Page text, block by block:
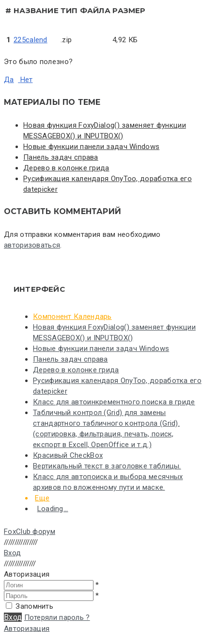
# НАЗВАНИЕ ТИП ФАЙЛА РАЗМЕР
1 225calend .zip 4,92 КБ
Это было полезно?
Да Нет
МАТЕРИАЛЫ ПО ТЕМЕ
Новая функция FoxyDialog() заменяет функции
MESSAGEBOX() и INPUTBOX()
Новые функции панели задач Windows
Панель задач справа
Дерево в колонке грида
Русификация календаря OnyToo, доработка его
datepicker
ОСТАВИТЬ КОММЕНТАРИЙ
Для отправки комментария вам необходимо
авторизоваться.
ИНТЕРФЕЙС
Компонент Календарь
Новая функция FoxyDialog() заменяет функции
MESSAGEBOX() и INPUTBOX()
Новые функции панели задач Windows
Панель задач справа
Дерево в колонке грида
Русификация календаря OnyToo, доработка его
datepicker
Класс для автоинкрементного поиска в гриде
Табличный контрол (Grid) для замены
стандартного табличного контрола (Grid).
(сортировка, фильтрация, печать, поиск,
експорт в Excell, OpenOffice и т.д.)
Красивый CheckBox
Вертикальный текст в заголовке таблицы.
Класс для автопоиска и выбора месячных
архивов по вложенному пути и маске.
Еще
Loading...
FoxClub форум
////////////////
Вход
///////////////
Авторизация
*
*
Запомнить
Вход Потеряли пароль ?
Авторизация